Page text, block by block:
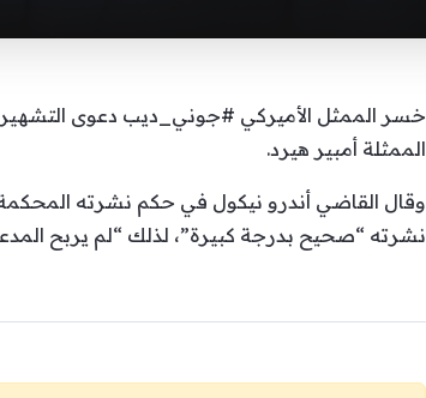
خسر الممثل الأميركي #جوني_ديب دعوى التشهير
الممثلة أمبير هيرد.
وقال القاضي أندرو نيكول في حكم نشرته المحكمة
نشرته “صحيح بدرجة كبيرة”، لذلك “لم يربح